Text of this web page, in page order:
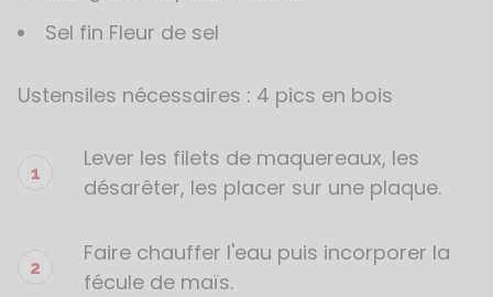
Sel fin Fleur de sel
Ustensiles nécessaires : 4 pics en bois
Lever les filets de maquereaux, les
désarêter, les placer sur une plaque.
Faire chauffer l'eau puis incorporer la
fécule de maïs.